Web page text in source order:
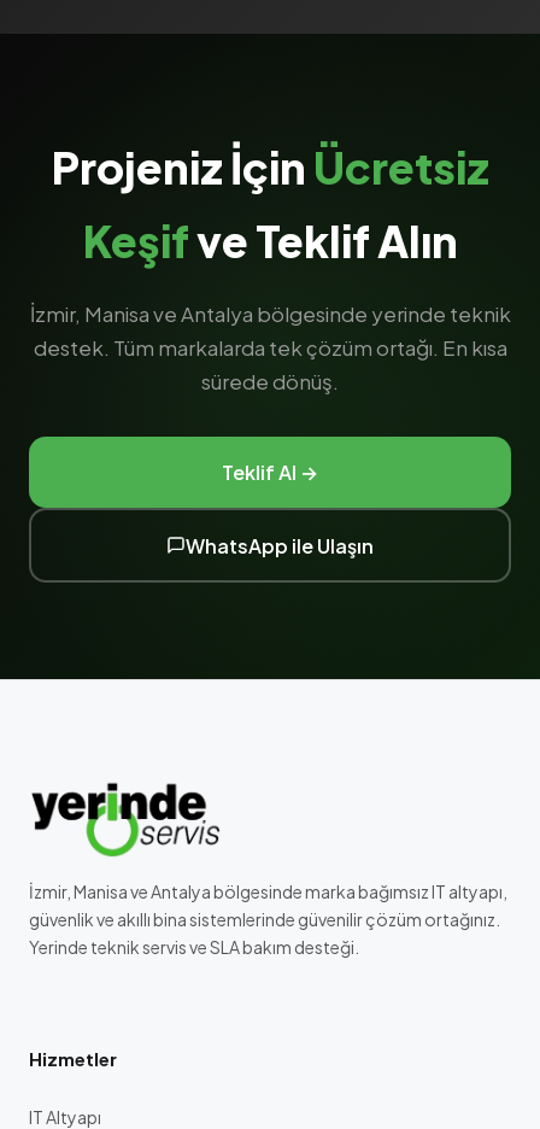
Projeniz İçin Ücretsiz
Keşifve Teklif Alın
İzmir, Manisa ve Antalya bölgesinde yerinde teknik
destek. Tüm markalarda tek çözüm ortağı. En kısa
sürede dönüş.
Teklif Al →
WhatsApp ile Ulaşın
İzmir, Manisa ve Antalya bölgesinde marka bağımsız IT altyapı,
güvenlik ve akıllı bina sistemlerinde güvenilir çözüm ortağınız.
Yerinde teknik servis ve SLA bakım desteği.
Hizmetler
IT Altyapı